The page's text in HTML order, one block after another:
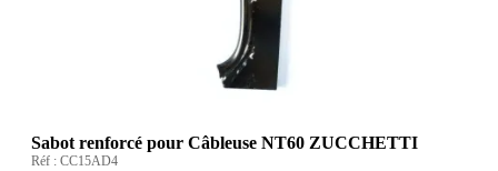
Sabot renforcé pour Câbleuse NT60 ZUCCHETTI
Réf : CC15AD4